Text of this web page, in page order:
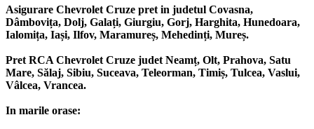
Asigurare Chevrolet Cruze pret in judetul Covasna,
Dâmbovița, Dolj, Galați, Giurgiu, Gorj, Harghita, Hunedoara,
Ialomița, Iași, Ilfov, Maramureș, Mehedinți, Mureș.
Pret RCA Chevrolet Cruze judet Neamț, Olt, Prahova, Satu
Mare, Sălaj, Sibiu, Suceava, Teleorman, Timiș, Tulcea, Vaslui,
Vâlcea, Vrancea.
In marile orase: